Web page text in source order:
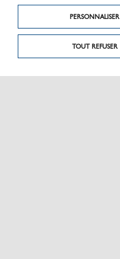
TOUT REFUSER
PERSONNALISER
Série Quarzit